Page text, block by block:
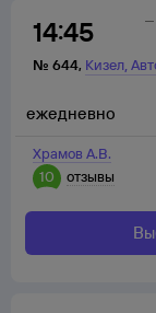
14:45
№ 644, Кизел,
Храмов А.В.
10
отзывы
ежедневно